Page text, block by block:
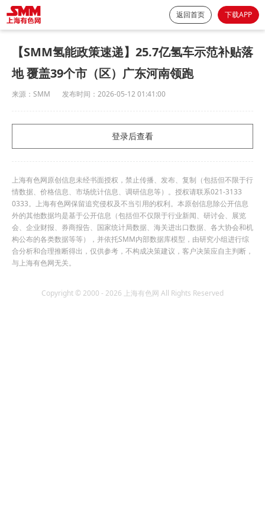
返回首页 下载APP
【SMM氢能政策速递】25.7亿氢车示范补贴落
地 覆盖39个市（区）广东河南领跑
来源： SMM 发布时间： 2026-05-12 01:41:00
登录后查看
上海有色网原创信息未经书面授权，禁止传播、发布、复制（包括但不限于行
情数据、价格信息、市场统计信息、调研信息等）。授权请联系021-3133
0333。上海有色网保留追究侵权及不当引用的权利。本原创信息除公开信息
外的其他数据均是基于公开信息（包括但不仅限于行业新闻、研讨会、展览
会、企业财报、券商报告、国家统计局数据、海关进出口数据、各大协会和机
构公布的各类数据等等），并依托SMM内部数据库模型，由研究小组进行综
合分析和合理推断得出，仅供参考，不构成决策建议，客户决策应自主判断，
与上海有色网无关。
Copyright © 2000 - 2026 上海有色网 All Rights Reserved